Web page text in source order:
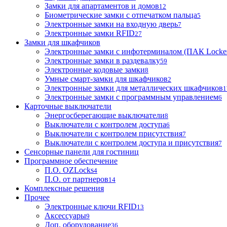
Замки для апартаментов и домов12
Биометрические замки с отпечатком пальца5
Электронные замки на входную дверь7
Электронные замки RFID27
Замки для шкафчиков
Электронные замки с инфотерминалом (ПАК
Электронные замки в раздевалку59
Электронные кодовые замки8
Умные смарт-замки для шкафчиков2
Электронные замки для металлических шкафчиков
Электронные замки с программным управлением6
Карточные выключатели
Энергосберегающие выключатели8
Выключатели с контролем доступа6
Выключатели с контролем присутствия7
Выключатели с контролем доступа и присутствия7
Сенсорные панели для гостиниц
Программное обеспечение
П.О. OZLocks4
П.О. от партнеров14
Комплексные решения
Прочее
Электронные ключи RFID13
Аксессуары9
Доп. оборудование36